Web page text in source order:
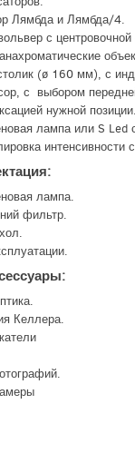
Лямбда и Лямбда/4.
с
(ø 160 мм), с
с выбором
нужной позиции.
лампа или S Led
интенсивности
лампа.
фильтр.
Келлера.